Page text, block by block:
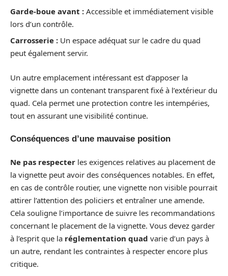
Garde-boue avant : Accessible et immédiatement visible
lors d’un contrôle.
Carrosserie : Un espace adéquat sur le cadre du quad
peut également servir.
Un autre emplacement intéressant est d’apposer la
vignette dans un contenant transparent fixé à l’extérieur du
quad. Cela permet une protection contre les intempéries,
tout en assurant une visibilité continue.
Conséquences d’une mauvaise position
Ne pas respecter les exigences relatives au placement de
la vignette peut avoir des conséquences notables. En effet,
en cas de contrôle routier, une vignette non visible pourrait
attirer l’attention des policiers et entraîner une amende.
Cela souligne l’importance de suivre les recommandations
concernant le placement de la vignette. Vous devez garder
à l’esprit que la réglementation quad varie d’un pays à
un autre, rendant les contraintes à respecter encore plus
critique.